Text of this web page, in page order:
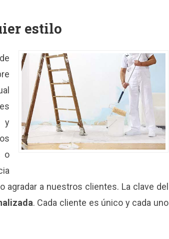
estilo
y
o
a nuestros clientes. La clave del
. Cada cliente es único y cada uno